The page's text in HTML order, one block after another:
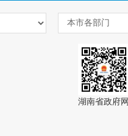
湖南省政府网